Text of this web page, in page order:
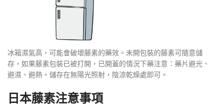
冰箱濕氣高，可能會破壞藤素的藥效。未開包裝的藤素可隨意儲
存，如果藤素包裝已被打開，已開蓋的情況下藥注意：藥片避光、
避濕、避熱。儲存在無陽光照射，陰涼乾燥處即可。
日本藤素注意事項